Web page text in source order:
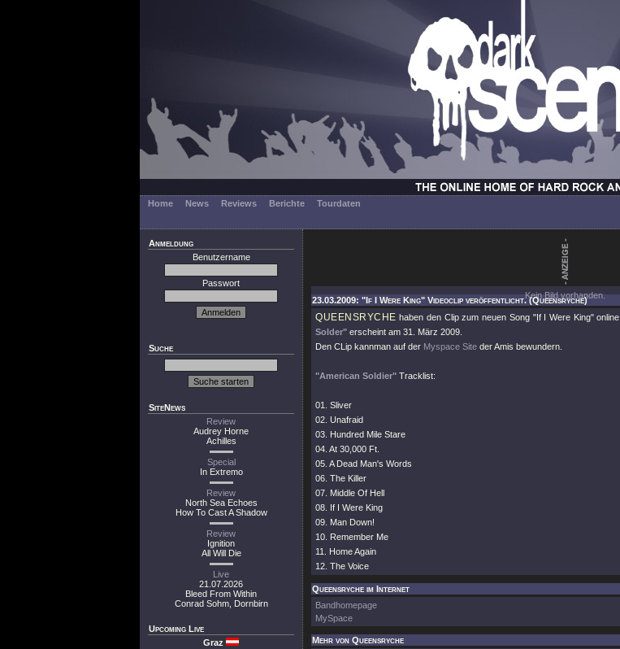
Home News Reviews Berichte
Tourdaten
Anmeldung
Benutzername
Passwort
Suche
SiteNews
Review
Audrey Horne
Achilles
Special
In Extremo
Review
North Sea Echoes
How To Cast A Shadow
Review
Ignition
All Will Die
Live
21.07.2026
Bleed From Within
Conrad Sohm, Dornbirn
Upcoming Live
Graz
Kein Bild vorhanden.
23.03.2009: "If I Were King" Videoclip veröffentlicht. (Queensryche)
QUEENSRYCHE haben den Clip zum neuen Song "If I Were King"online
Solder" erscheint am 31. März 2009.
Den CLip kannman auf der Myspace Site der Amis bewundern.
"American Soldier" Tracklist:
01. Sliver
02. Unafraid
03. Hundred Mile Stare
04. At 30,000 Ft.
05. A Dead Man's Words
06. The Killer
07. Middle Of Hell
08. If I Were King
09. Man Down!
10. Remember Me
11. Home Again
12. The Voice
Queensryche im Internet
Bandhomepage
MySpace
Mehr von Queensryche